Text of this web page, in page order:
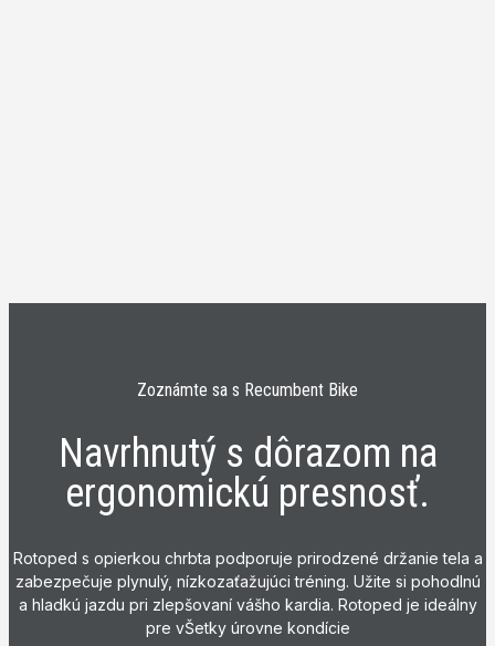
Zoznámte sa s Recumbent Bike
Navrhnutý s dôrazom na
ergonomickú presnosť.
Rotoped s opierkou chrbta podporuje prirodzené držanie tela a
zabezpečuje plynulý, nízkozaťažujúci tréning. Užite si pohodlnú
a hladkú jazdu pri zlepšovaní vášho kardia. Rotoped je ideálny
pre vŠetky úrovne kondície